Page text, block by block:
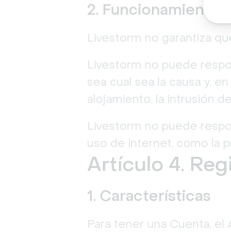
2. Funcionamiento
Livestorm no garantiza
Livestorm no puede
sea cual sea la causa y,
alojamiento, la intrusión
Livestorm no puede
uso de internet, como la
Artículo 4.
1. Características
Para tener una Cuenta,